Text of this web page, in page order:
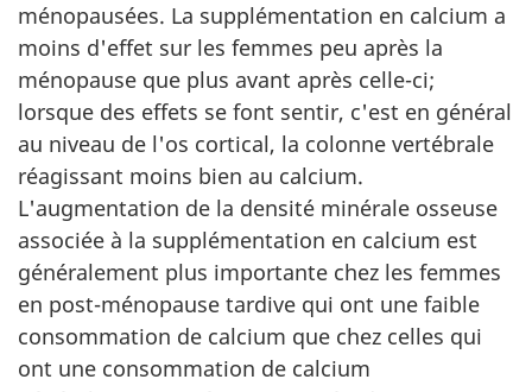
ménopausées. La supplémentation en calcium a
moins d'effet sur les femmes peu après la
ménopause que plus avant après celle-ci;
lorsque des effets se font sentir, c'est en général
au niveau de l'os cortical, la colonne vertébrale
réagissant moins bien au calcium.
L'augmentation de la densité minérale osseuse
associée à la supplémentation en calcium est
généralement plus importante chez les femmes
en post-ménopause tardive qui ont une faible
consommation de calcium que chez celles qui
ont une consommation de calcium